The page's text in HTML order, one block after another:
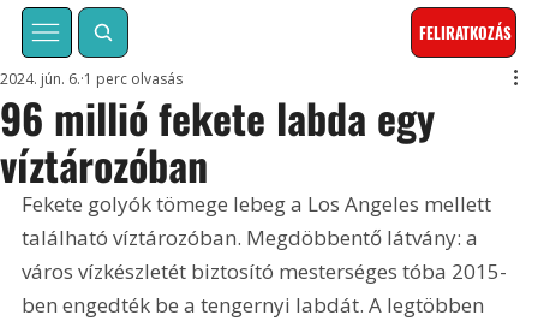
FELIRATKOZÁS
96 millió fekete labda egy
víztározóban
2024. jún. 6. 1 perc olvasás
Fekete golyók tömege lebeg a Los Angeles mellett
található víztározóban. Megdöbbentő látvány: a
város vízkészletét biztosító mesterséges tóba 2015-
ben engedték be a tengernyi labdát. A legtöbben